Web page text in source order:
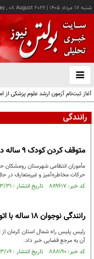
شنبه ۱۷ مرداد ۱۴۰۵ |
, 08 August 2026
باز
و
آغاز ثبت‌نام آزمون ارشد علوم پزشکی از
رانندگی
متوقف کردن کودک ۹ ساله در حال رانندگی در رومشکان
مأموران انتظامی شهرستان
حرکات مخاطره‌آمیز و غیرمتعارف در
کد خبر: ۸۸۹۶۱۷ تاریخ انتشار : ۱۴۰۵/۰۳/۳۱
رانندگی نوجوان ۱۸ ساله با اتوبوس و بازی با جان ۴۰ مسافر
آن به مرجع قضایی خبر داد.
کد خبر: ۸۸۸۱۹۰ تاریخ انتشار : ۱۴۰۵/۰۳/۰۹